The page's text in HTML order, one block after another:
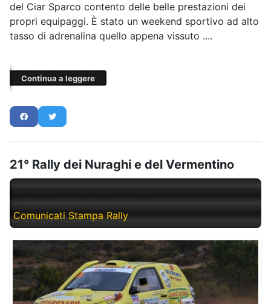
del Ciar Sparco contento delle belle prestazioni dei
propri equipaggi. È stato un weekend sportivo ad alto
tasso di adrenalina quello appena vissuto ....
Continua a leggere
21° Rally dei Nuraghi e del Vermentino
Mercoledì, 18 Settembre 2024
Comunicati Stampa Rally